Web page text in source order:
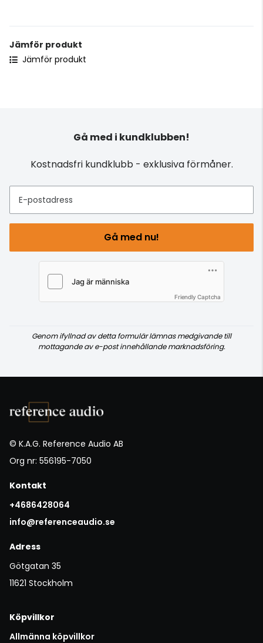
Jämför produkt
Jämför produkt
Gå med i kundklubben!
Kostnadsfri kundklubb - exklusiva förmåner.
E-postadress
Gå med nu!
Friendly Captcha
Genom ifyllnad av detta formulär lämnas medgivande till
mottagande av e-post innehållande marknadsföring.
© K.A.G. Reference Audio AB
Org nr: 556195-7050
Kontakt
+4686428064
info@referenceaudio.se
Adress
Götgatan 35
11621 Stockholm
Köpvillkor
Allmänna köpvillkor